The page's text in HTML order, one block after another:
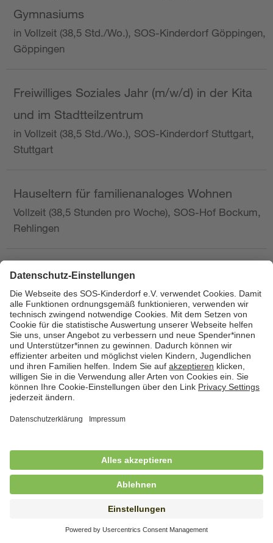
Gymnasiums
in Vollzeit (38,5 Std./Wo.), SOS-Kinderdorf Göppingen,
Göppingen
Freiwilliges Soziales Jahr (m/w/d) in der Kita
und im Stadtteilzentrum
in Vollzeit (38,5 Std./Wo.), SOS-Kinderdorf Stuttgart,
Stuttgart
Hauseltern für familienanaloges Wohnen
Vollzeit (38,5 Stunden pro Woche), SOS-Hof Bockum,
Rehlingen
Hauswirtschafterin / Köchin (m/w/d) als
Ausbilderin (m/w/d) im Bereich
Nahrungszubereitung
in Vollzeit (38,5 Std./Wo.), SOS-Kinderdorf
Saarbrücken, Saarbrücken
Hauswirtschaftskraft (m/w/d)
in Teilzeit (mind. 20 - max. 30 Std./.Wo.), SOS-
Hauswirtschaftskraft (m/w/d)
in unbefristeter Anstellung, Teilzeit (20 Std./Wo.), SOS-
Kinderdorf Dortmund, Hagen